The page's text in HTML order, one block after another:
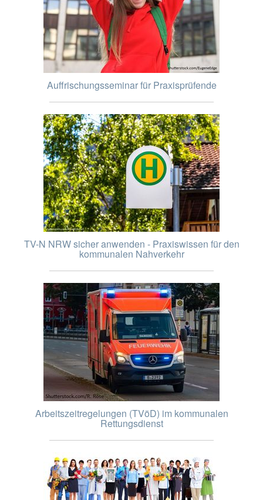
Auffrischungsseminar für Praxisprüfende
TV-N NRW sicher anwenden - Praxiswissen für den
kommunalen Nahverkehr
Arbeitszeitregelungen (TVöD) im kommunalen
Rettungsdienst